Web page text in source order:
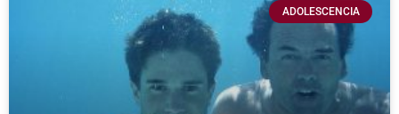
ADOLESCENCIA